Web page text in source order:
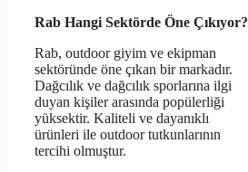
Rab Hangi Sektörde Öne Çıkıyor?
Rab, outdoor giyim ve ekipman
sektöründe öne çıkan bir markadır.
Dağcılık ve dağcılık sporlarına ilgi
duyan kişiler arasında popülerliği
yüksektir. Kaliteli ve dayanıklı
ürünleri ile outdoor tutkunlarının
tercihi olmuştur.